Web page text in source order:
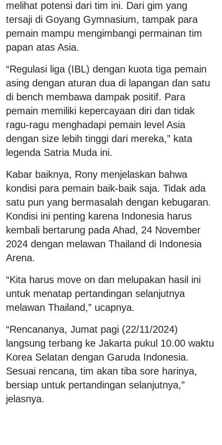
melihat potensi dari tim ini. Dari gim yang
tersaji di Goyang Gymnasium, tampak para
pemain mampu mengimbangi permainan tim
papan atas Asia.
“Regulasi liga (IBL) dengan kuota tiga pemain
asing dengan aturan dua di lapangan dan satu
di bench membawa dampak positif. Para
pemain memiliki kepercayaan diri dan tidak
ragu-ragu menghadapi pemain level Asia
dengan size lebih tinggi dari mereka,” kata
legenda Satria Muda ini.
Kabar baiknya, Rony menjelaskan bahwa
kondisi para pemain baik-baik saja. Tidak ada
satu pun yang bermasalah dengan kebugaran.
Kondisi ini penting karena Indonesia harus
kembali bertarung pada Ahad, 24 November
2024 dengan melawan Thailand di Indonesia
Arena.
“Kita harus move on dan melupakan hasil ini
untuk menatap pertandingan selanjutnya
melawan Thailand,” ucapnya.
“Rencananya, Jumat pagi (22/11/2024)
langsung terbang ke Jakarta pukul 10.00 waktu
Korea Selatan dengan Garuda Indonesia.
Sesuai rencana, tim akan tiba sore harinya,
bersiap untuk pertandingan selanjutnya,”
jelasnya.